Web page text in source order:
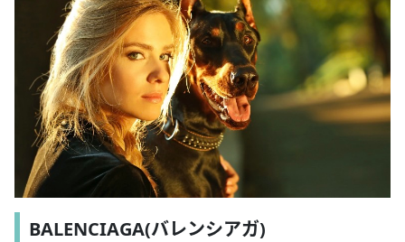
BALENCIAGA(バレンシアガ)